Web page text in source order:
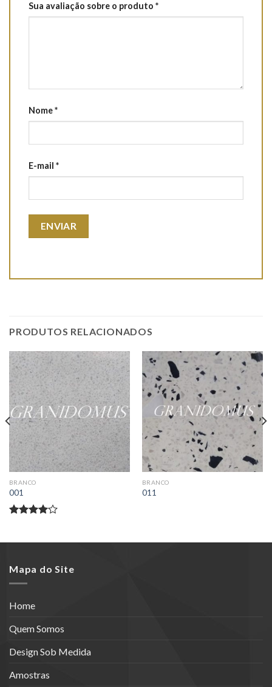
Sua avaliação sobre o produto *
Nome*
E-mail *
PRODUTOS RELACIONADOS
BRANCO
001
5
BRANCO
011
Mapa do Site
Home
Quem Somos
Design Sob Medida
Amostras